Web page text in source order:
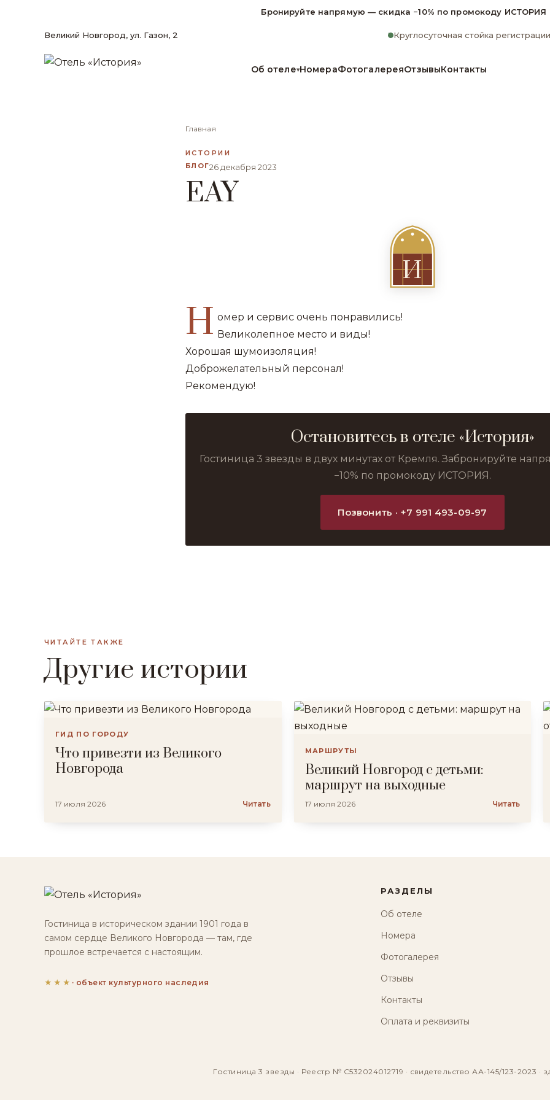
Бронируйте напрямую — скидка −10% по промокоду ИСТОРИЯ
Великий Новгород, ул. Газон, 2 Круглосуточная стойка регистрации
Об отеле▾НомераФотогалереяОтзывыКонтакты
Главная
ИСТОРИИ
БЛОГ26 декабря 2023
EAY
И
Н омер и сервис очень понравились!
Великолепное место и виды!
Хорошая шумоизоляция!
Доброжелательный персонал!
Рекомендую!
Остановитесь в отеле «История»
Гостиница 3 звезды в двух минутах от Кремля. Забронируйте
−10% по промокоду ИСТОРИЯ.
Позвонить · +7 991 493-09-97
ЧИТАЙТЕ ТАКЖЕ
Другие истории
ГИД ПО ГОРОДУ
Что привезти из Великого
Новгорода
17 июля 2026 Читать
МАРШРУТЫ
Великий Новгород с детьми:
маршрут на выходные
17 июля 2026 Читать
Гостиница в историческом здании 1901 года в
самом сердце Великого Новгорода — там, где
прошлое встречается с настоящим.
★★★ · объект культурного наследия
РАЗДЕЛЫ
Об отеле
Номера
Фотогалерея
Отзывы
Контакты
Оплата и реквизиты
Гостиница 3 звезды · Реестр № С532024012719 · свидетельство АА-145/123-2023 ·